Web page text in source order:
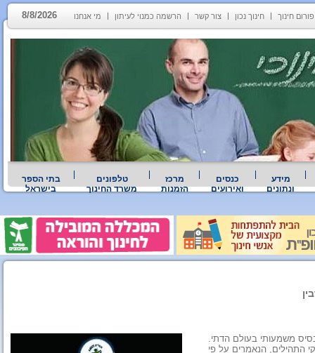
פורום חינוך חינוך נכון צור קשר הרשמה כמנוי לעיתון מי אנחנו 8/8/2026
מידע
ונתונים
כנסים
ואירועים
מרכז
הזמנות
טלפונים
משרד החינוך
בתי הספר
בישראל
משמעותי בעולם הדתי.
התהילים, הנאמרים על פי